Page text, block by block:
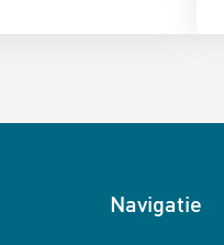
toegang tot het
Navigatie